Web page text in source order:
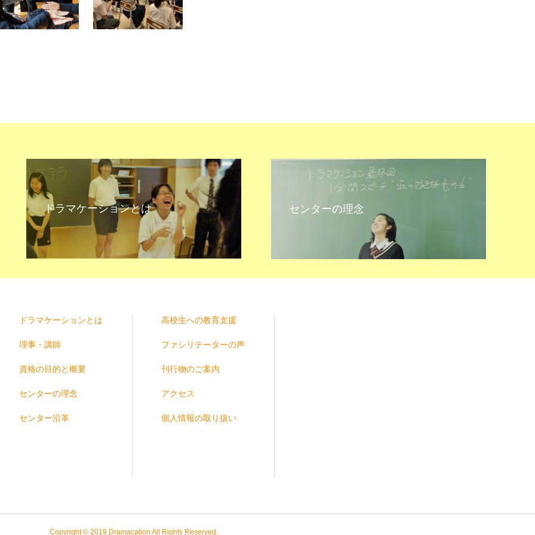
ドラマケーションとは センターの理念
ドラマケーションとは
理事・講師
資格の目的と概要
センターの理念
センター沿革
高校生への教育支援
ファシリテーターの声
刊行物のご案内
アクセス
個人情報の取り扱い
Copyright © 2019 Dramacation All Rights Reserved.